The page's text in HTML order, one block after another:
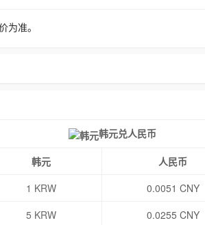
准。
韩元兑人民币
韩元
人民币
1 KRW
0.0051 CNY
5 KRW
0.0255 CNY